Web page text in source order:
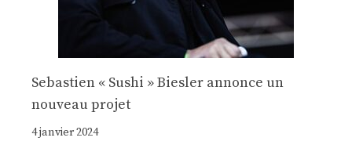
Sebastien « Sushi » Biesler annonce un
nouveau projet
4 janvier 2024